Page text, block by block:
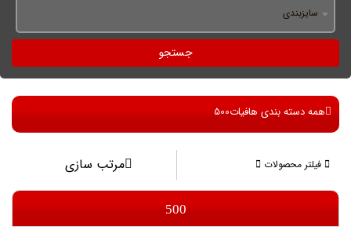
سایزبندی
جستجو
همه دسته بندی هافیات500
فیلتر محصولات مرتب سازی
500